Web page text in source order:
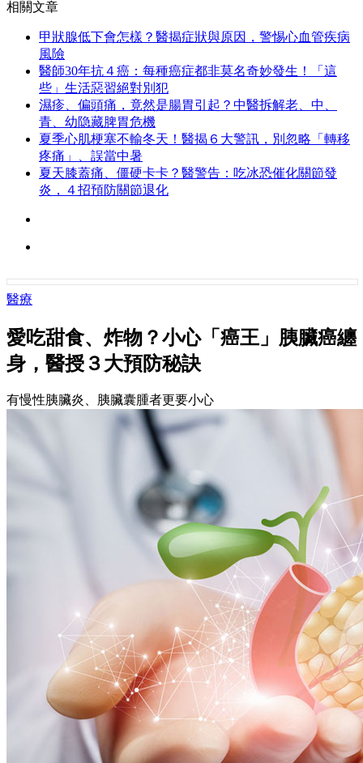
相關文章
甲狀腺低下會怎樣？醫揭症狀與原因，警惕心血管疾病
風險
醫師30年抗４癌：每種癌症都非莫名奇妙發生！「這
些」生活惡習絕對別犯
濕疹、偏頭痛，竟然是腸胃引起？中醫拆解老、中、
青、幼隐藏脾胃危機
夏季心肌梗塞不輸冬天！醫揭６大警訊，別忽略「轉移
疼痛」、誤當中暑
夏天膝蓋痛、僵硬卡卡？醫警告：吃冰恐催化關節發
炎，４招預防關節退化
醫療
愛吃甜食、炸物？小心「癌王」胰臟癌纏
身，醫授３大預防秘訣
有慢性胰臟炎、胰臟囊腫者更要小心